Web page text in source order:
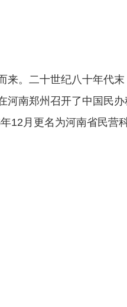
。二十世纪八十年代
南郑州召开了中国民
12月更名为河南省民营